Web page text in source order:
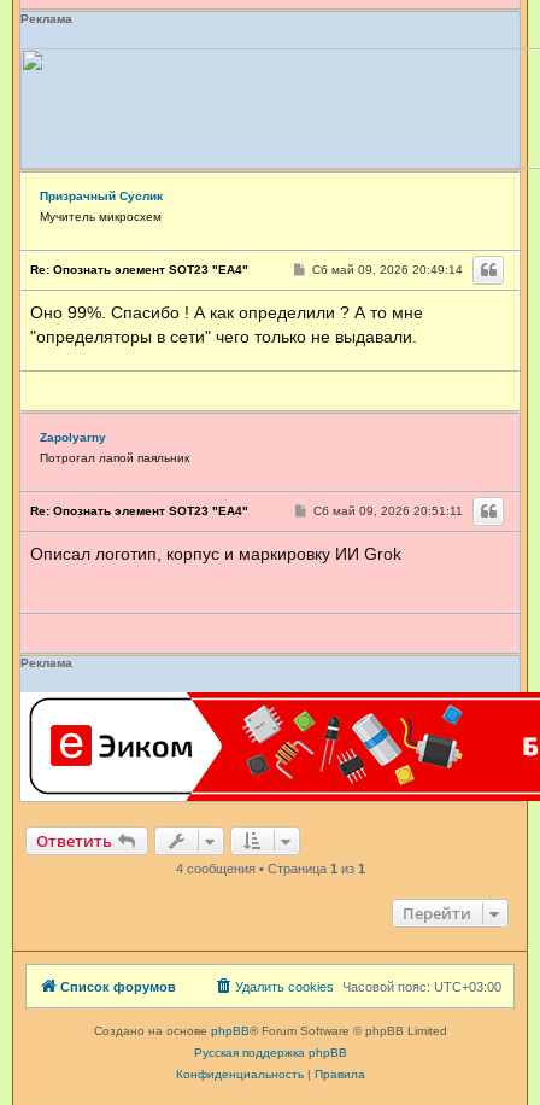
Реклама
Призрачный Суслик
Мучитель микросхем
Re: Опознать элемент SOT23 "EA4"
С
б
е
и
Сб май 09, 2026 20:49:14
Оно 99%. Спасибо ! А как определили ? А то мне
"определяторы в сети" чего только не выдавали.
Zapolyarny
Потрогал лапой паяльник
Re: Опознать элемент SOT23 "EA4"
С
б
и
Сб май 09, 2026 20:51:11
Описал логотип, корпус и маркировку ИИ Grok
Реклама
Ответить
4 сообщения • Страница 1 из 1
Перейти
Список форумов Часовой пояс: UTC+03:00
Удалить cookies
Создано на основе phpBB® Forum Software © phpBB Limited
Русская поддержка phpBB
Конфиденциальность| Правила